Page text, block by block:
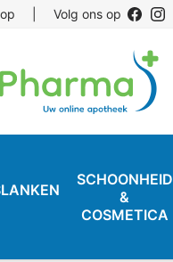
Volg ons op
SCHOONHEID
&
COSMETICA